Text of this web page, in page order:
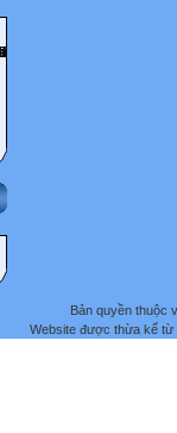
Bản quyền thuộc
Website được thừa kế từ